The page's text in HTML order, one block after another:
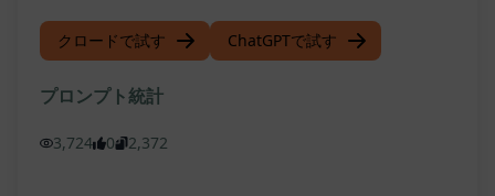
クロードで試す ChatGPTで試す
プロンプト統計
3,724 0 2,372